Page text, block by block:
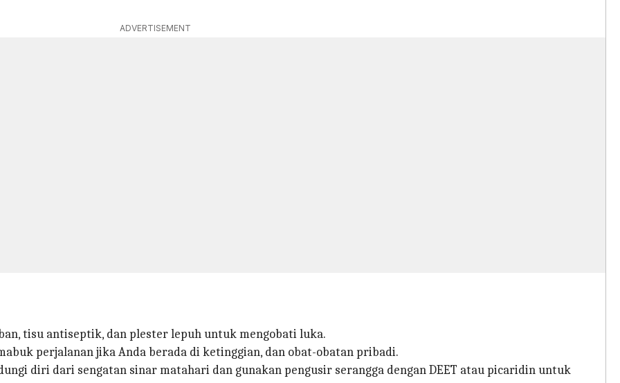
ADVERTISEMENT
tisu antiseptik, dan plester lepuh untuk mengobati luka.
perjalanan jika Anda berada di ketinggian, dan obat-obatan pribadi.
diri dari sengatan sinar matahari dan gunakan pengusir serangga dengan DEET atau picaridin untuk